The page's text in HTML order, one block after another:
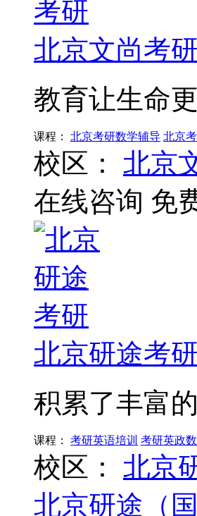
北京文尚考研
教育让生命
课程： 北京考研数学辅导 北京
校区： 北京
在线咨询 免
北京研途考研
积累了丰富
课程： 考研英语培训 考研英政数
校区：
北京
北京研途（